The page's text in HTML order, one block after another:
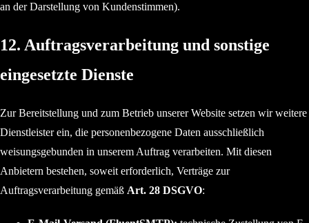
an der Darstellung von Kundenstimmen).
12. Auftragsverarbeitung und sonstige
eingesetzte Dienste
Zur Bereitstellung und zum Betrieb unserer Website setzen wir weitere
Dienstleister ein, die personenbezogene Daten ausschließlich
weisungsgebunden in unserem Auftrag verarbeiten. Mit diesen
Anbietern bestehen, soweit erforderlich, Verträge zur
Auftragsverarbeitung gemäß Art. 28 DSGVO: